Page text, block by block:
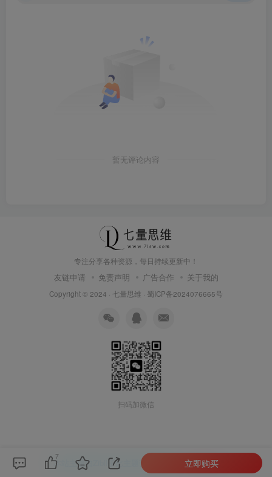
暂无评论内容
专注分享各种资源，每日持续更新中！
友链申请 免责声明 广告合作 关于我的
Copyright © 2024 · 七量思维 · 蜀ICP备2024076665号
扫码加微信
7
立即购买
本站主题由Zibll子比主题强力驱动 联系作者